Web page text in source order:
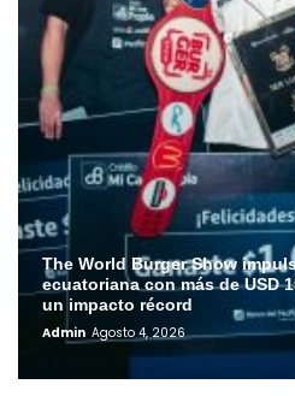
The World Burger Show
ecuatoriana con más de USD
un impacto récord
Admin Agosto 4, 2026